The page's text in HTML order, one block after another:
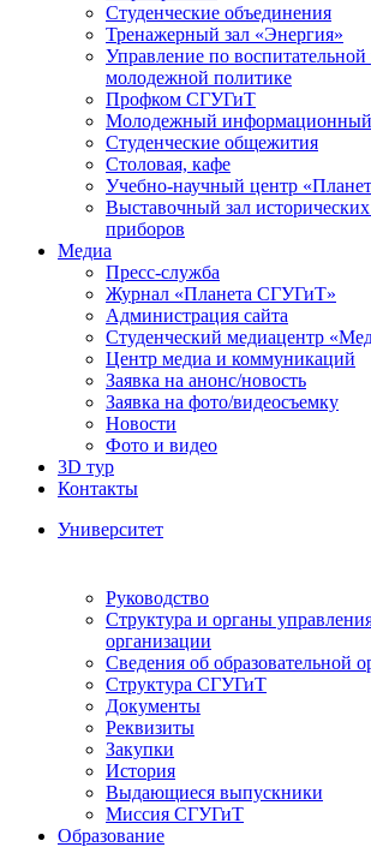
Студенческие объединения
Тренажерный зал «Энергия»
Управление по воспитательной
молодежной политике
Профком СГУГиТ
Молодежный информационный
Студенческие общежития
Столовая, кафе
Учебно-научный центр
Выставочный зал исторических
приборов
Медиа
Пресс-служба
Журнал «Планета СГУГиТ»
Администрация сайта
Студенческий медиацентр
Центр медиа и коммуникаций
Заявка на анонс/новость
Заявка на фото/видеосъемку
Новости
Фото и видео
3D тур
Контакты
Университет
Руководство
Структура и органы
организации
Сведения об образовательной
Структура СГУГиТ
Документы
Реквизиты
Закупки
История
Выдающиеся выпускники
Миссия СГУГиТ
Образование